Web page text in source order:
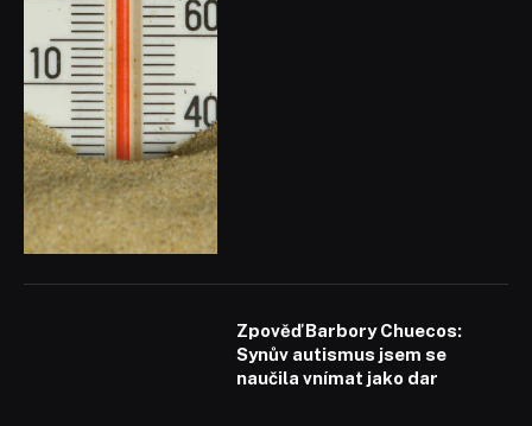
Zpověď Barbory Chuecos:
Synův autismus jsem se
naučila vnímat jako dar